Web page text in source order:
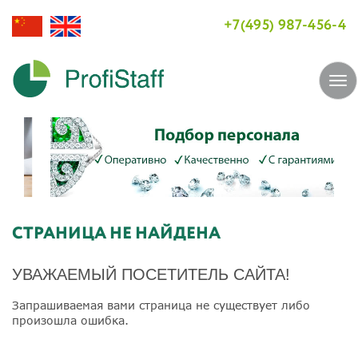
+7(495) 987-456-4
СТРАНИЦА НЕ НАЙДЕНА
УВАЖАЕМЫЙ ПОСЕТИТЕЛЬ САЙТА!
Запрашиваемая вами страница не существует либо
произошла ошибка.